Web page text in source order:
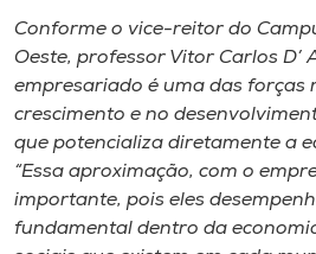
Conforme o vice-reitor do
Oeste, professor Vitor Carlos D’
empresariado é uma das forças
crescimento e no
que potencializa diretamente a
“Essa aproximação, com o
importante, pois eles
fundamental dentro da